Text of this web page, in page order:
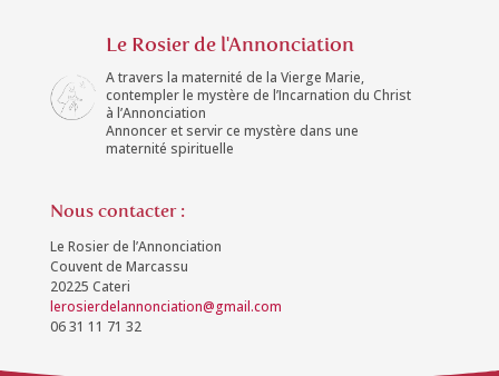
Le Rosier de l'Annonciation
A travers la maternité de la Vierge Marie,
contempler le mystère de l’Incarnation du Christ
à l’Annonciation
Annoncer et servir ce mystère dans une
maternité spirituelle
Nous contacter :
Le Rosier de l’Annonciation
Couvent de Marcassu
20225 Cateri
lerosierdelannonciation@gmail.com
06 31 11 71 32